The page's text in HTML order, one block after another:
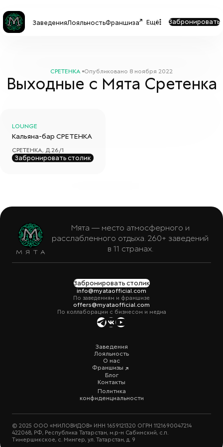
ЗаведенияЛояльностьФраншиза Ещё Забронировать
СРЕТЕНКА Опубликовано 8 ноября 2022
Выходные с Мята Сретенка
LOUNGE
Кальяна-бар СРЕТЕНКА
СРЕТЕНКА, Д.26/1
Забронировать столик
Мята — место атмосферного и
расслабленного отдыха. 260+ заведений
в 11 странах.
Забронировать столик
info@myataofficial.com
По заведениям и франшизе
offers@myataofficial.com
По коллаборации с бизнесом и медиа
Заведения
Лояльность
О нас
Франшизы
Блог
Контакты
Политика
конфиденциальности
© 2025 ООО «МИЛОВИДОВ» ИНН 1659121320 ОГРН 1121690047214
422068, РФ, Республика Татарстан, м.р-н Сабинский, с.п.
Тимершикское, с. Мингер, ул. Татарстан, д. 9